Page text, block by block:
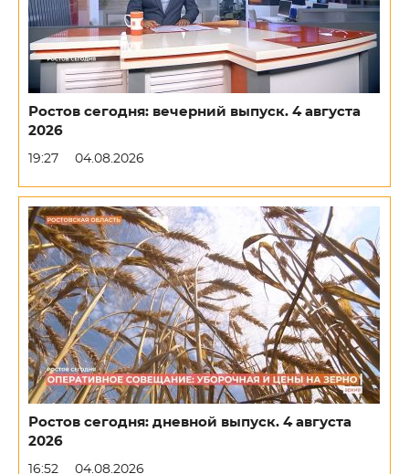
Ростов сегодня: вечерний выпуск. 4 августа
2026
19:27 04.08.2026
Ростов сегодня: дневной выпуск. 4 августа
2026
16:52 04.08.2026